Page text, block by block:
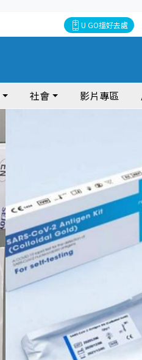
U GO搵好去處
社會 影片專區